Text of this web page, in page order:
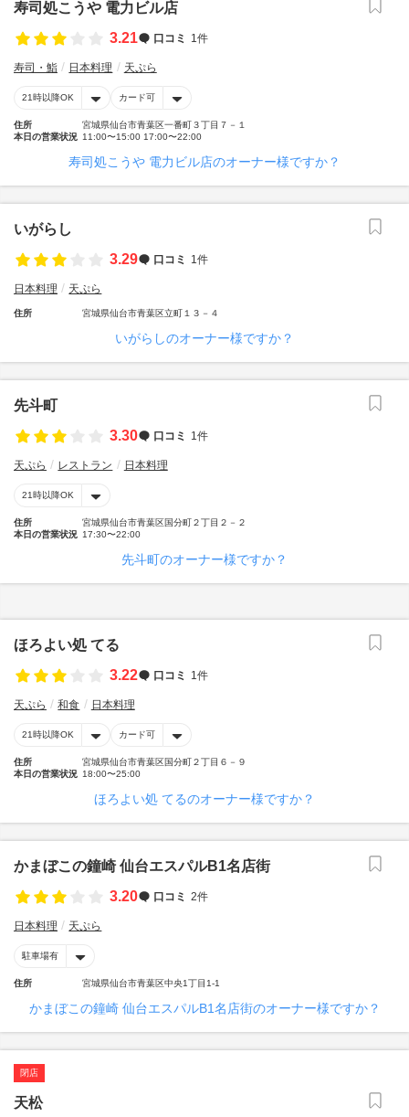
寿司処こうや 電力ビル店
3.21
口コミ 1件
寿司・鮨 日本料理 天ぷら
21時以降OK カード可
住所
宮城県仙台市青葉区一番町３丁目７－１
本日の営業状況 11:00〜15:00 17:00〜22:00
寿司処こうや 電力ビル店のオーナー様ですか？
いがらし
3.29
口コミ 1件
日本料理 天ぷら
住所 宮城県仙台市青葉区立町１３－４
いがらしのオーナー様ですか？
先斗町
3.30
口コミ 1件
天ぷら レストラン 日本料理
21時以降OK
住所
宮城県仙台市青葉区国分町２丁目２－２
本日の営業状況 17:30〜22:00
先斗町のオーナー様ですか？
ほろよい処 てる
3.22
口コミ 1件
天ぷら 和食 日本料理
21時以降OK カード可
住所
宮城県仙台市青葉区国分町２丁目６－９
本日の営業状況 18:00〜25:00
ほろよい処 てるのオーナー様ですか？
かまぼこの鐘崎 仙台エスパルB1名店街
3.20
口コミ 2件
日本料理 天ぷら
駐車場有
住所 宮城県仙台市青葉区中央1丁目1-1
かまぼこの鐘崎 仙台エスパルB1名店街のオーナー様ですか？
閉店
天松